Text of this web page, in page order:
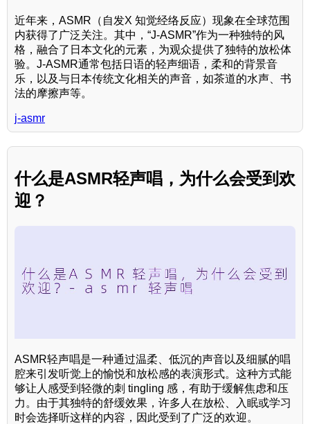
近年来，ASMR（自发X 知觉经络反应）现象在全球范围
内获得了广泛关注。其中，“J-ASMR”作为一种独特的风
格，融合了日本文化的元素，为观众提供了独特的放松体
验。J-ASMR通常包括日语的轻声细语，柔和的背景音
乐，以及与日本传统文化相关的声音，如茶道的水声、书
法的摩擦声等。
j-asmr
什么是ASMR轻声唱，为什么会受到欢
迎？
ASMR轻声唱是一种通过温柔、低沉的声音以及细腻的唱
腔来引发听觉上的愉悦和放松感的表演形式。这种方式能
够让人感受到轻微的刺 tingling 感，有助于缓解焦虑和压
力。由于其独特的舒缓效果，许多人在放松、入眠或学习
时会选择听这样的内容，因此受到了广泛的欢迎。